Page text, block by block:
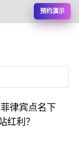
预约演示
律宾点名下
红利？